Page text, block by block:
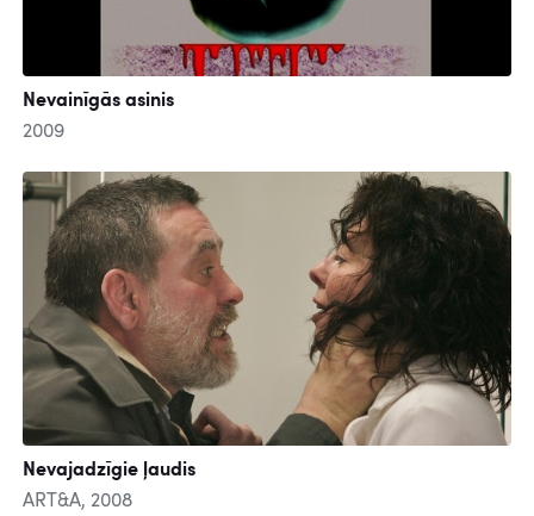
Nevainīgās asinis
2009
Nevajadzīgie ļaudis
ART&A, 2008